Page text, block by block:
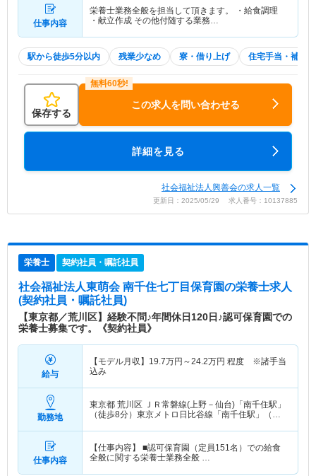
仕事内容
栄養士業務全般を担当して頂きます。 ・給食調理
・献立作成 その他付随する業務…
駅から徒歩5分以内 残業少なめ 寮・借り上げ 住宅手当・補助
保存する
この求人を問い合わせる
詳細を見る
社会福祉法人興善会の求人一覧
更新日：2025/05/29 求人番号：10137885
栄養士 契約社員・嘱託社員
社会福祉法人東萌会 南千住七丁目保育園の栄養士求人
(契約社員・嘱託社員)
【東京都／荒川区】経験不問♪年間休日120日♪認可保育園での
栄養士募集です。《契約社員》
給与
【モデル月収】 19.7万円～24.2万円 程度 ※諸手当
込み
勤務地
東京都 荒川区 ＪＲ常磐線(上野－仙台)「南千住駅」
（徒歩8分）東京メトロ日比谷線「南千住駅」（徒
仕事内容
【仕事内容】 ■認可保育園（定員151名）での給食
全般に関する栄養士業務全般 …